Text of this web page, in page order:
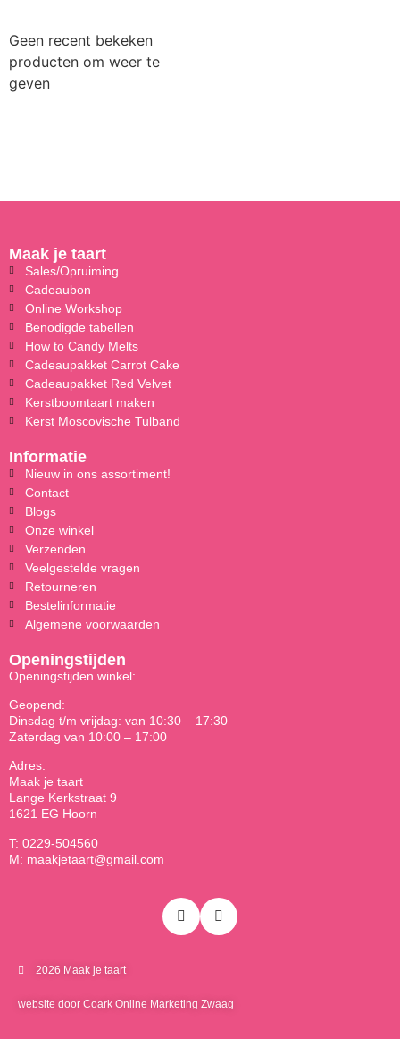
Geen recent bekeken
producten om weer te
geven
Maak je taart
Sales/Opruiming
Cadeaubon
Online Workshop
Benodigde tabellen
How to Candy Melts
Cadeaupakket Carrot Cake
Cadeaupakket Red Velvet
Kerstboomtaart maken
Kerst Moscovische Tulband
Informatie
Nieuw in ons assortiment!
Contact
Blogs
Onze winkel
Verzenden
Veelgestelde vragen
Retourneren
Bestelinformatie
Algemene voorwaarden
Openingstijden
Openingstijden winkel:
Geopend:
Dinsdag t/m vrijdag: van 10:30 – 17:30
Zaterdag van 10:00 – 17:00
Adres:
Maak je taart
Lange Kerkstraat 9
1621 EG Hoorn
T: 0229-504560
M: maakjetaart@gmail.com
2026 Maak je taart
website door Coark Online Marketing Zwaag